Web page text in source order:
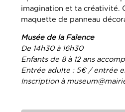
imagination et ta créativité.
maquette de panneau
Musée de la Faïence
De 14h30 à 16h30
Enfants de 8 à 12 ans
Entrée adulte : 5€ / entrée
Inscription à